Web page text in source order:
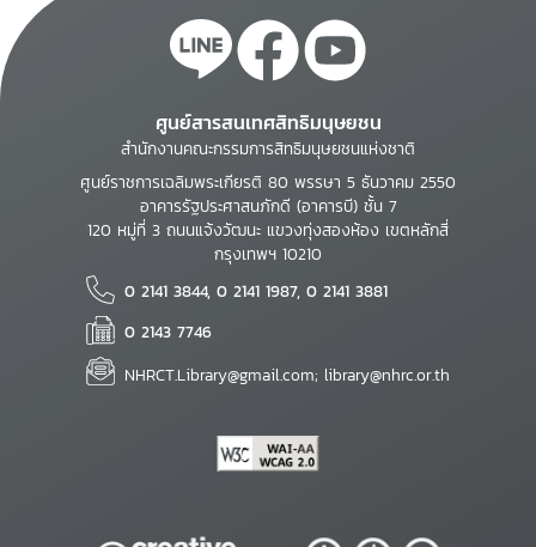
ศูนย์สารสนเทศสิทธิมนุษยชน
สำนักงานคณะกรรมการสิทธิมนุษยชนแห่งชาติ
ศูนย์ราชการเฉลิมพระเกียรติ 80 พรรษา 5 ธันวาคม 2550
อาคารรัฐประศาสนภักดี (อาคารบี) ชั้น 7
120 หมู่ที่ 3 ถนนแจ้งวัฒนะ แขวงทุ่งสองห้อง เขตหลักสี่
กรุงเทพฯ 10210
0 2141 3844, 0 2141 1987, 0 2141 3881
0 2143 7746
NHRCT.Library@gmail.com; library@nhrc.or.th